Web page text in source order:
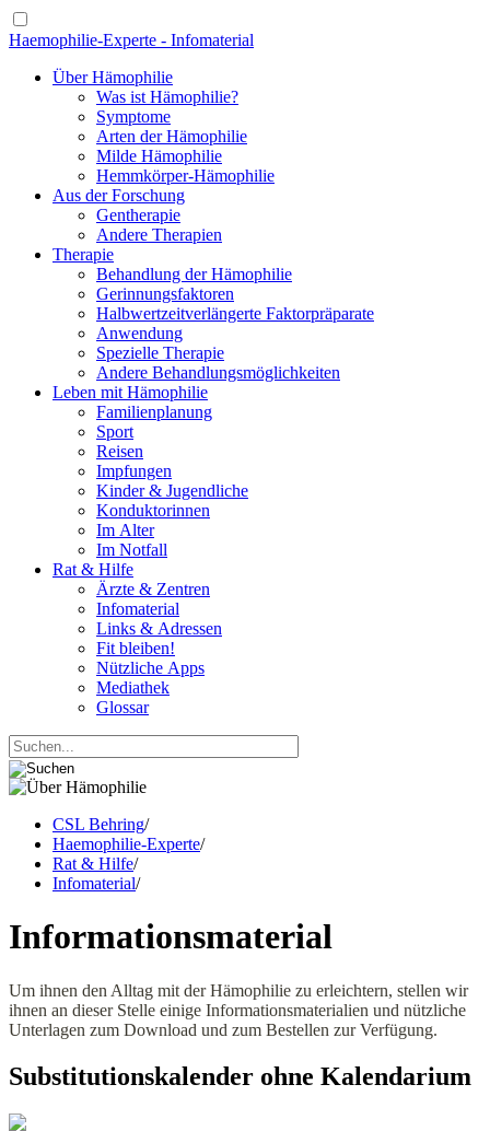
Haemophilie-Experte - Infomaterial
Über Hämophilie
Was ist Hämophilie?
Symptome
Arten der Hämophilie
Milde Hämophilie
Hemmkörper-Hämophilie
Aus der Forschung
Gentherapie
Andere Therapien
Therapie
Behandlung der Hämophilie
Gerinnungsfaktoren
Halbwertzeitverlängerte Faktorpräparate
Anwendung
Spezielle Therapie
Andere Behandlungsmöglichkeiten
Leben mit Hämophilie
Familienplanung
Sport
Reisen
Impfungen
Kinder & Jugendliche
Konduktorinnen
Im Alter
Im Notfall
Rat & Hilfe
Ärzte & Zentren
Infomaterial
Links & Adressen
Fit bleiben!
Nützliche Apps
Mediathek
Glossar
CSL Behring/
Haemophilie-Experte/
Rat & Hilfe/
Infomaterial/
Informations­material
Um ihnen den Alltag mit der Hämophilie zu erleichtern, stellen wir
ihnen an dieser Stelle einige Informationsmaterialien und nützliche
Unterlagen zum Download und zum Bestellen zur Verfügung.
Substitutions­kalender ohne Kalendarium